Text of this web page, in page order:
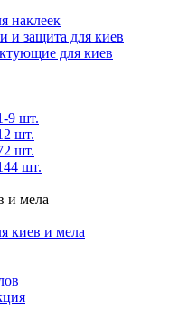
наклеек
и защита для киев
для киев
9 шт.
шт.
шт.
шт.
и мела
киев и мела